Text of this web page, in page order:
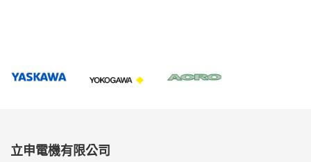
立申電機有限公司